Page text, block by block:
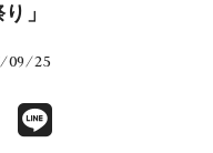
」
09/25